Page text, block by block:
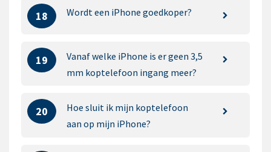
18 Wordt een iPhone goedkoper?
19
Vanaf welke iPhone is er geen 3,5
mm koptelefoon ingang meer?
20
Hoe sluit ik mijn koptelefoon
aan op mijn iPhone?